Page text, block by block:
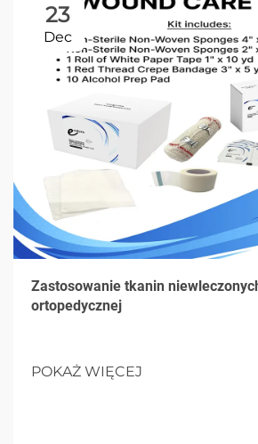
23
Dec
Zastosowanie tkanin
ortopedycznej
POKAŻ WIĘCEJ